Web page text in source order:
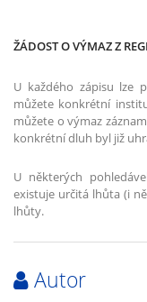
ŽÁDOST O VÝMAZ Z
U každého zápisu lze
můžete konkrétní
můžete o výmaz
konkrétní dluh byl již
U některých
existuje určitá lhůta (i
lhůty.
Autor